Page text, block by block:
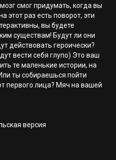
смог придумать, когда вы
этот раз есть поворот, эти
вы будете
существам! Будут ли они
действовать героически?
вести себя глупо) Это ваш
те маленькие истории, на
ты собираешься пойти
первого лица? Мяч на вашей
версия